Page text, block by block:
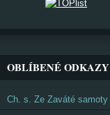
OBLÍBENÉ ODKAZY
Ch. s. Ze Zaváté samoty